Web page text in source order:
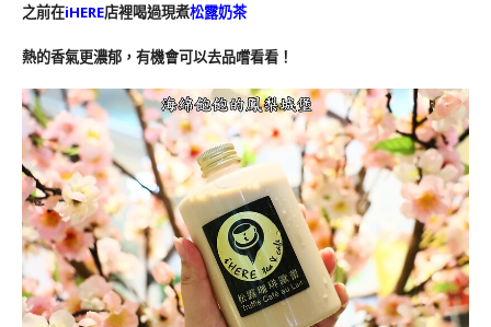
之前在iHERE店裡喝過現煮松露奶茶
熱的香氣更濃郁，有機會可以去品嚐看看！